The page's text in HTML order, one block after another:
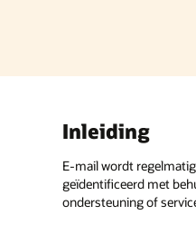
Inleiding
E-mail wordt
geïdentificeerd met
ondersteuning of